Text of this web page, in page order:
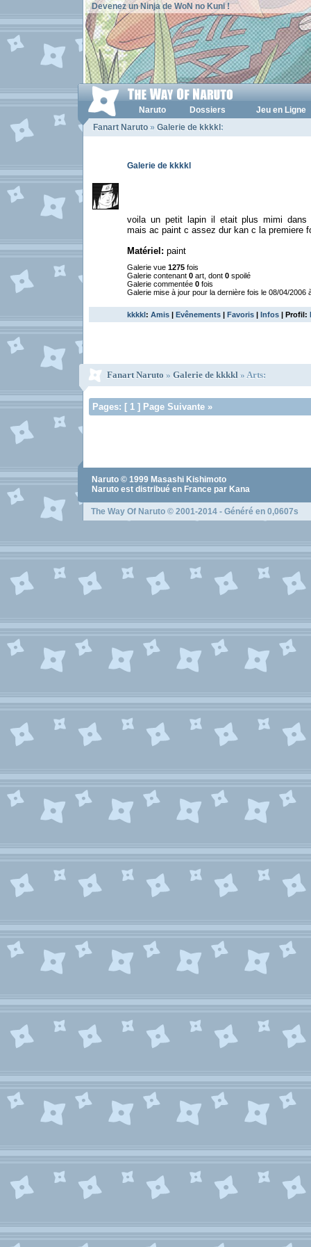
Devenez un Ninja de WoN no Kuni !
Naruto Dossiers
Jeu en Ligne
Fanart Naruto » Galerie de kkkkl:
Galerie de kkkkl
voila un petit lapin il etait plus mimi dans
mais ac paint c assez dur kan c la premiere
Matériel: paint
Galerie vue 1275 fois
Galerie contenant 0 art, dont 0 spoilé
Galerie commentée 0 fois
Galerie mise à jour pour la dernière fois le 08/04/2006
kkkkl: Amis | Evênements | Favoris | Infos | Profil:
Fanart Naruto » Galerie de kkkkl » Arts:
Pages: [ 1 ] Page Suivante »
Naruto © 1999 Masashi Kishimoto
Naruto est distribué en France par Kana
The Way Of Naruto © 2001-2014 - Généré en 0,0607s